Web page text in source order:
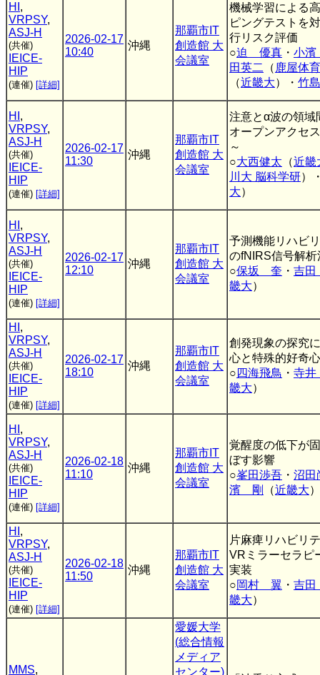
HI ,
VRPSY,
ASJ-H
(共催)
IEICE-
HIP
(連催) [詳細]
2026-02-17
10:40
沖縄
那覇市IT
創造館 大
会議室
機械学習による
ピングテストを
行リスク評価
○迫 優真 ・ 小
田英二
（ 鹿屋体
（近畿大）・ 竹
HI ,
VRPSY,
ASJ-H
(共催)
IEICE-
HIP
(連催) [詳細]
2026-02-17
11:30
沖縄
那覇市IT
創造館 大
会議室
注意とα波の領域
オープンアクセ
～
○大西健太 （近畿
川大 脳科学研）
大）
HI ,
VRPSY,
ASJ-H
(共催)
IEICE-
HIP
(連催) [詳細]
2026-02-17
12:10
沖縄
那覇市IT
創造館 大
会議室
予測機能リハビ
のfNIRS信号解析
○保坂 奎 ・ 吉
畿大）
HI ,
VRPSY,
ASJ-H
(共催)
IEICE-
HIP
(連催) [詳細]
2026-02-17
18:10
沖縄
那覇市IT
創造館 大
会議室
創発現象の探究
心と特殊的好奇
○ 四海飛鳥 ・ 寺
畿大）
HI ,
VRPSY,
ASJ-H
(共催)
IEICE-
HIP
(連催) [詳細]
2026-02-18
11:10
沖縄
那覇市IT
創造館 大
会議室
覚醒度の低下が
ぼす影響
○峯田渉吾 ・ 沼田
濱 剛
（近畿大）
HI ,
VRPSY,
ASJ-H
(共催)
IEICE-
HIP
(連催) [詳細]
2026-02-18
11:50
沖縄
那覇市IT
創造館 大
会議室
片麻痺リハビリ
VRミラーセラピ
実装
○岡村 翼 ・ 吉
畿大）
MMS,
愛媛大学
(総合情報
メディア
センター)